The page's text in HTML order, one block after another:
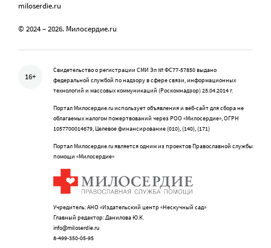
miloserdie.ru
© 2024 – 2026. Милосердие.ru
16+
Свидетельство о регистрации СМИ Эл № ФС77-57850 выдано
федеральной службой по надзору в сфере связи, информационных
технологий и массовых коммуникаций (Роскомнадзор) 25.04.2014 г.
Портал Милосердие.ru использует объявления и веб-сайт для сбора не
облагаемых налогом пожертвований через РОО «Милосердие», ОГРН
1057700014679, Целевое финансирование (010), (140), (171)
Портал Милосердие.ru является одним из проектов Православной службы
помощи «Милосердие»
Учредитель: АНО «Издательский центр «Нескучный сад»
Главный редактор: Данилова Ю.К.
info@miloserdie.ru
8-499-350-05-95